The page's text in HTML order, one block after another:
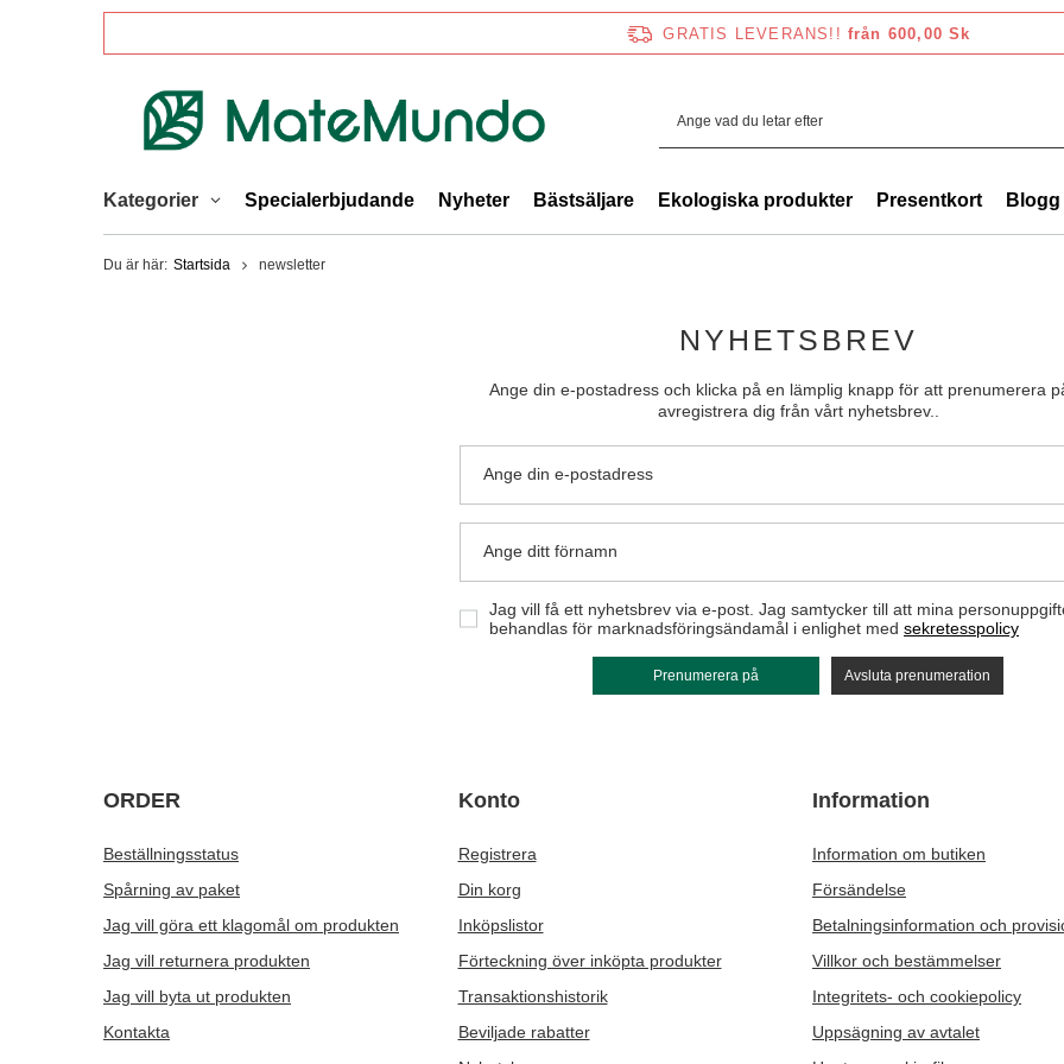
GRATIS LEVERANS!! från 600,00 Sk
Kategorier Specialerbjudande Nyheter Bästsäljare Ekologiska produkter Presentkort Blogg
Du är här: Startsida newsletter
NYHETSBREV
Ange din e-postadress och klicka på en lämplig knapp för att prenumerera
avregistrera dig från vårt nyhetsbrev..
Ange din e-postadress
Ange ditt förnamn
Jag vill få ett nyhetsbrev via e-post. Jag samtycker till att mina
behandlas för marknadsföringsändamål i enlighet med sekretesspolicy
Prenumerera på Avsluta prenumeration
ORDER
Beställningsstatus
Spårning av paket
Jag vill göra ett klagomål om produkten
Jag vill returnera produkten
Jag vill byta ut produkten
Kontakta
Konto
Registrera
Din korg
Inköpslistor
Förteckning över inköpta produkter
Transaktionshistorik
Beviljade rabatter
Information
Information om butiken
Försändelse
Betalningsinformation och
Villkor och bestämmelser
Integritets- och cookiepolicy
Uppsägning av avtalet